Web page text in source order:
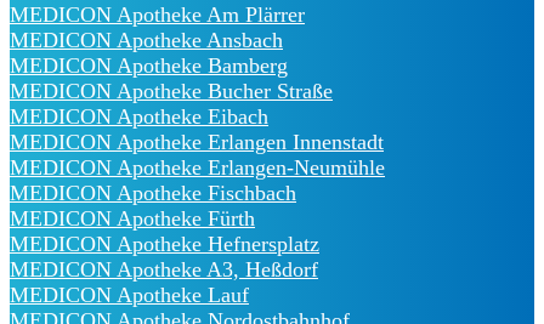
MEDICON Apotheke Am Plärrer
MEDICON Apotheke Ansbach
MEDICON Apotheke Bamberg
MEDICON Apotheke Bucher Straße
MEDICON Apotheke Eibach
MEDICON Apotheke Erlangen Innenstadt
MEDICON Apotheke Erlangen-Neumühle
MEDICON Apotheke Fischbach
MEDICON Apotheke Fürth
MEDICON Apotheke Hefnersplatz
MEDICON Apotheke A3, Heßdorf
MEDICON Apotheke Lauf